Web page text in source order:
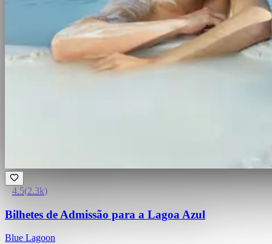
4.5(2.3k)
Bilhetes de Admissão para a Lagoa Azul
Blue Lagoon